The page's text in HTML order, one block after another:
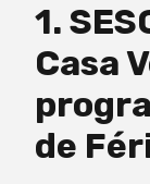
1.
Casa
de